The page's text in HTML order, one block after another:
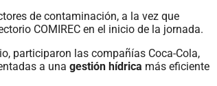
de contaminación, a la vez que
COMIREC en el inicio de la jornada.
participaron las compañías Coca-Cola,
a una gestión hídrica más eficiente